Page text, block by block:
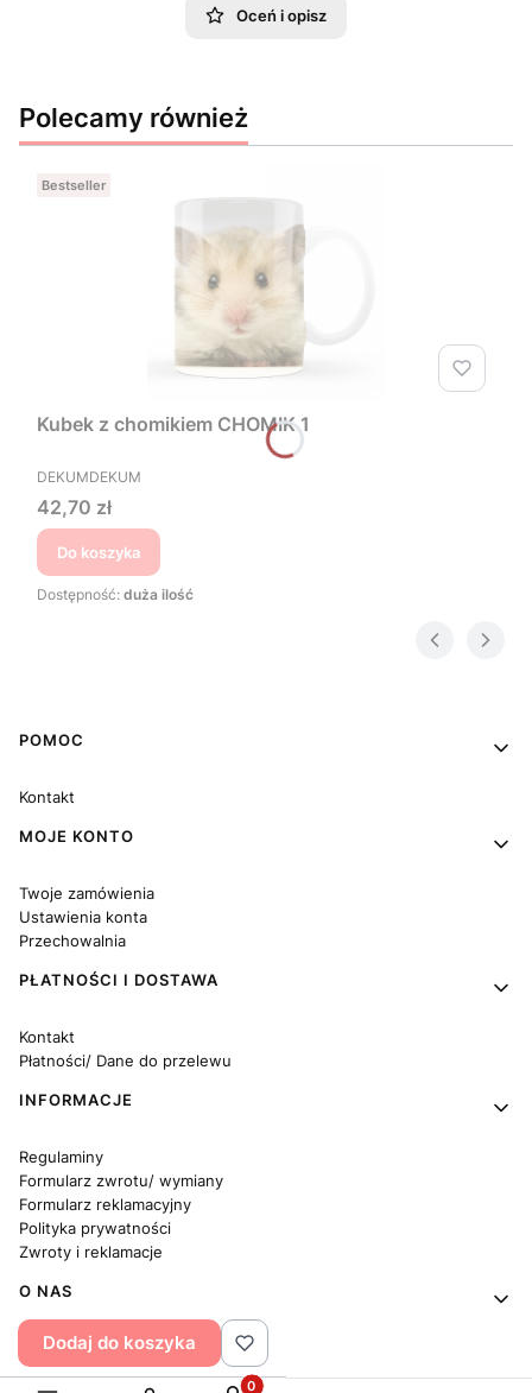
Oceń i opisz
Polecamy również
Bestseller
Kubek z chomikiem CHOMIK 1
PRODUCENT
DEKUMDEKUM
Cena
42,70 zł
Do koszyka
Dostępność: duża ilość
Linki w stopce
POMOC
Kontakt
MOJE KONTO
Twoje zamówienia
Ustawienia konta
Przechowalnia
PŁATNOŚCI I DOSTAWA
Kontakt
Płatności/ Dane do przelewu
INFORMACJE
Regulaminy
Formularz zwrotu/ wymiany
Formularz reklamacyjny
Polityka prywatności
Zwroty i reklamacje
O NAS
Kilka słów o dekumdekum
Dodaj do koszyka